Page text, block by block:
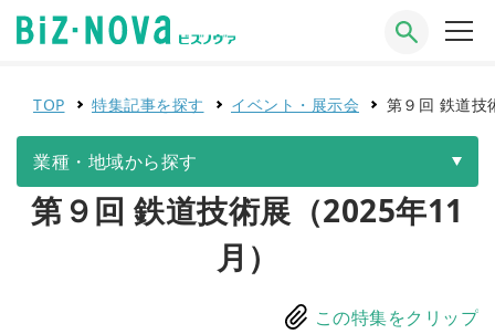
TOP 特集記事を探す イベント・展示会 第９回 鉄道技
業種・地域から探す
第９回 鉄道技術展（2025年11
月）
この特集をクリップ